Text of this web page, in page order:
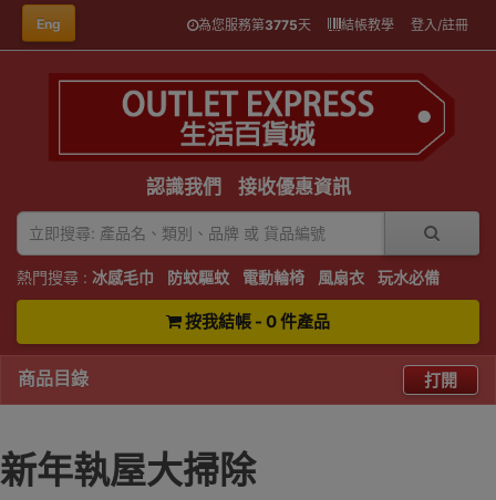
Eng 為您服務第3775天 結帳教學 登入/註冊
認識我們 接收優惠資訊
熱門搜尋 : 冰感毛巾 防蚊驅蚊 電動輪椅 風扇衣 玩水必備
按我結帳 - 0 件產品
商品目錄 打開
新年執屋大掃除